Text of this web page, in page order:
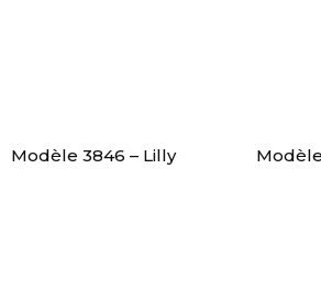
Modèle 3846 – Lilly